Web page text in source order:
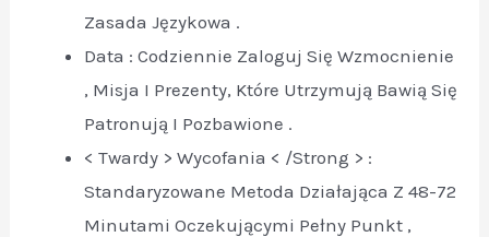
Zasada Językowa .
Data : Codziennie Zaloguj Się Wzmocnienie
, Misja I Prezenty, Które Utrzymują Bawią Się
Patronują I Pozbawione .
< Twardy > Wycofania < /Strong > :
Standaryzowane Metoda Działająca Z 48-72
Minutami Oczekującymi Pełny Punkt ,